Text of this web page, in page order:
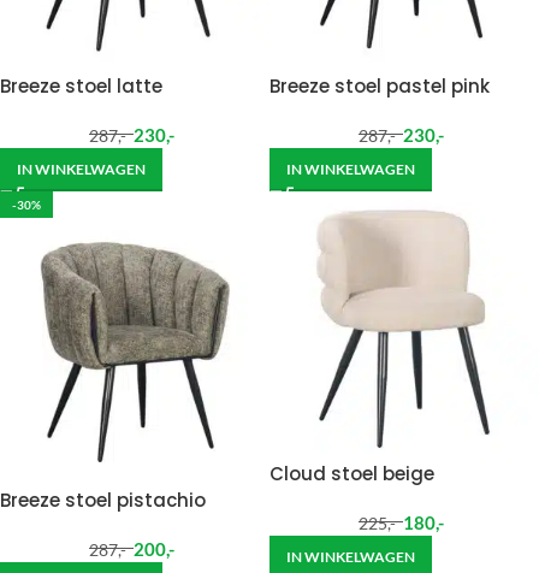
Breeze stoel latte
287,- 230,-
IN WINKELWAGEN
Breeze stoel pastel pink
287,- 230,-
IN WINKELWAGEN
-30%
Breeze stoel pistachio
287,- 200,-
Cloud stoel beige
225,- 180,-
IN WINKELWAGEN